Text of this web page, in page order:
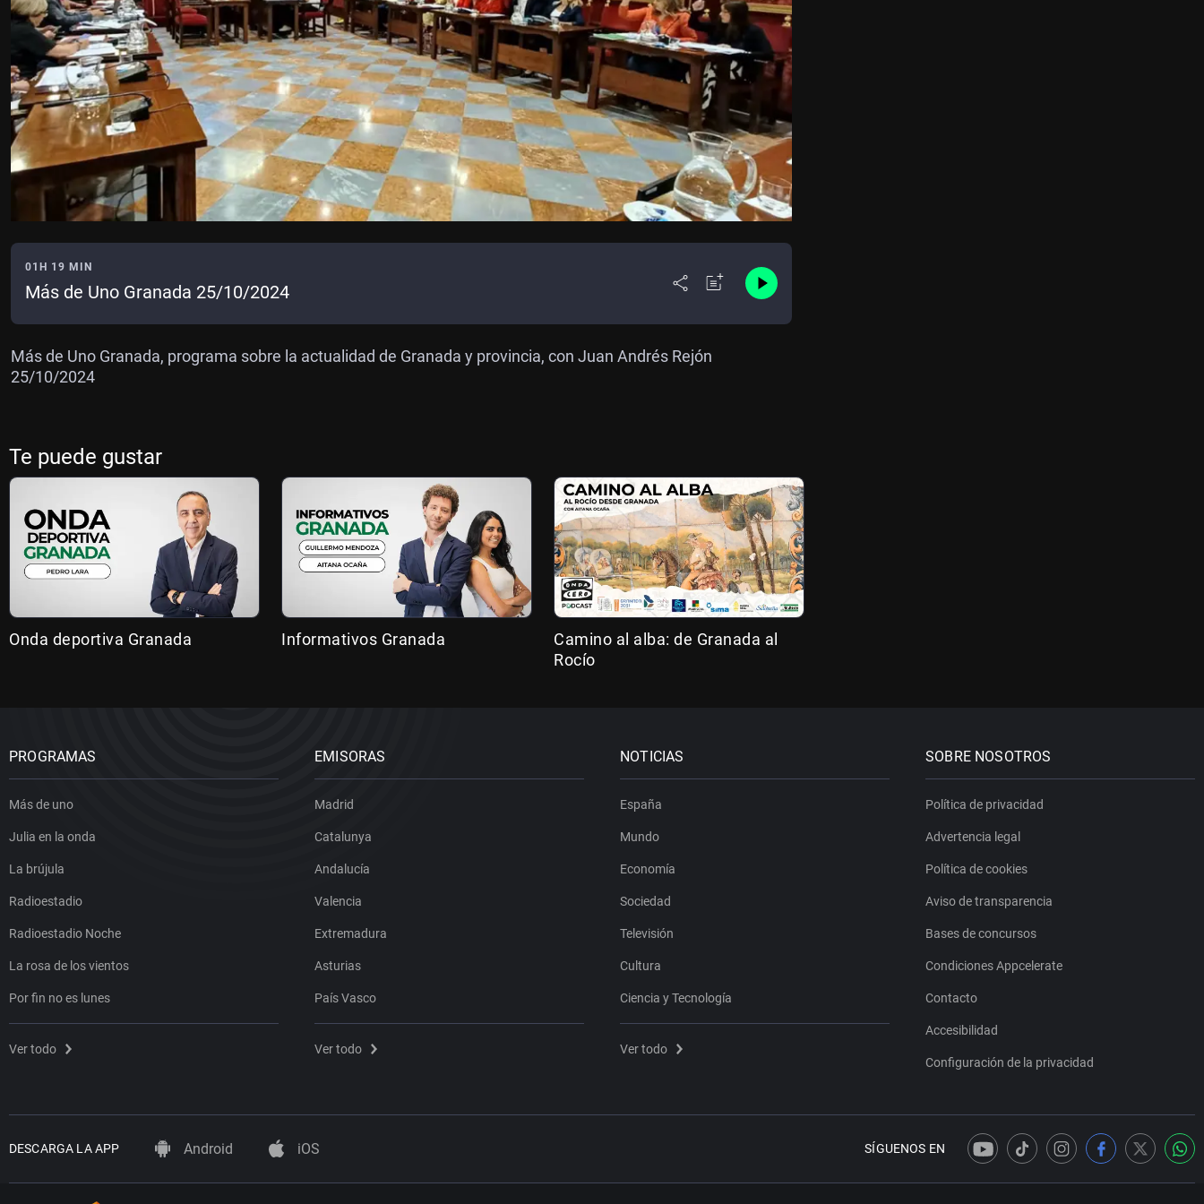
01H 19 MIN
Más de Uno Granada 25/10/2024
Más de Uno Granada, programa sobre la actualidad de Granada y provincia, con Juan Andrés Rejón
25/10/2024
Te puede gustar
Onda deportiva Granada Informativos Granada
Camino al alba: de Granada al
Rocío
PROGRAMAS
Más de uno
Julia en la onda
La brújula
Radioestadio
Radioestadio Noche
La rosa de los vientos
Por fin no es lunes
Ver todo
EMISORAS
Madrid
Catalunya
Andalucía
Valencia
Extremadura
Asturias
País Vasco
Ver todo
NOTICIAS
España
Mundo
Economía
Sociedad
Televisión
Cultura
Ciencia y Tecnología
Ver todo
SOBRE NOSOTROS
Política de privacidad
Advertencia legal
Política de cookies
Aviso de transparencia
Bases de concursos
Condiciones Appcelerate
Contacto
Accesibilidad
Configuración de la privacidad
DESCARGA LA APP Android iOS SÍGUENOS EN